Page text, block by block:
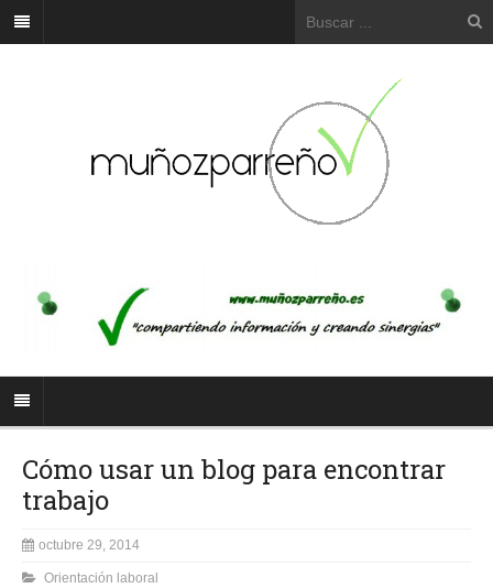
Cómo usar un blog para encontrar
trabajo
octubre 29, 2014
Orientación laboral